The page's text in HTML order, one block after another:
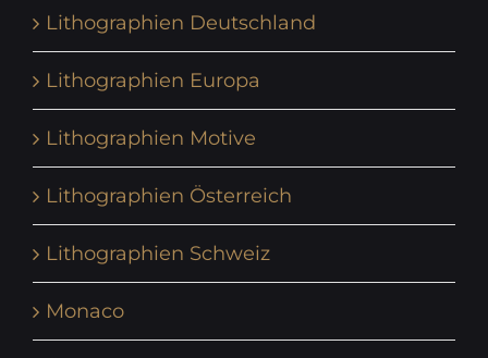
Lithographien Deutschland
Lithographien Europa
Lithographien Motive
Lithographien Österreich
Lithographien Schweiz
Monaco